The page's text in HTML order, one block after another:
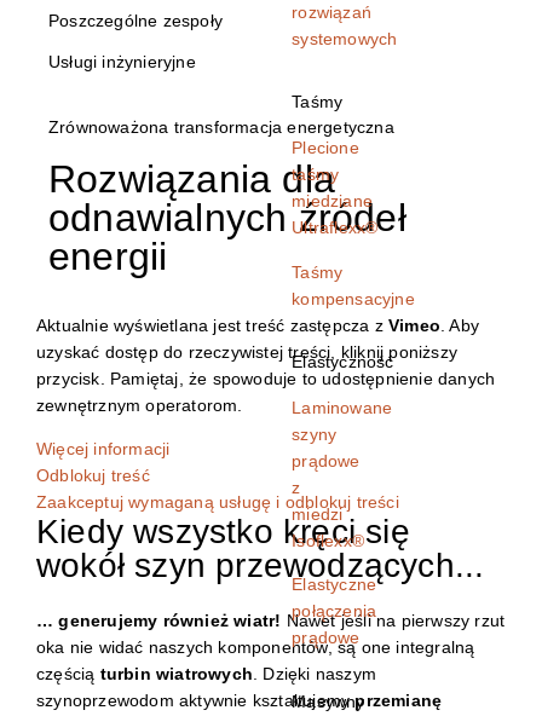
rozwiązań
systemowych
Taśmy
Plecione
taśmy
miedziane
Ultraflexx®
Taśmy
kompensacyjne
Elastyczność
Laminowane
szyny
prądowe
z
miedzi
Isoflexx®
Elastyczne
połączenia
prądowe
Masywny
Poszczególne zespoły
Usługi inżynieryjne
Zrównoważona transformacja energetyczna
Rozwiązania dla
odnawialnych źródeł
energii
Aktualnie wyświetlana jest treść zastępcza z Vimeo . Aby
uzyskać dostęp do rzeczywistej treści, kliknij poniższy
przycisk. Pamiętaj, że spowoduje to udostępnienie danych
zewnętrznym operatorom.
Więcej informacji
Odblokuj treść
Zaakceptuj wymaganą usługę i odblokuj treści
Kiedy wszystko kręci się
wokół szyn przewodzących...
… generujemy również wiatr! Nawet jeśli na pierwszy rzut
oka nie widać naszych komponentów, są one integralną
częścią turbin wiatrowych. Dzięki naszym
szynoprzewodom aktywnie kształtujemyprzemianę